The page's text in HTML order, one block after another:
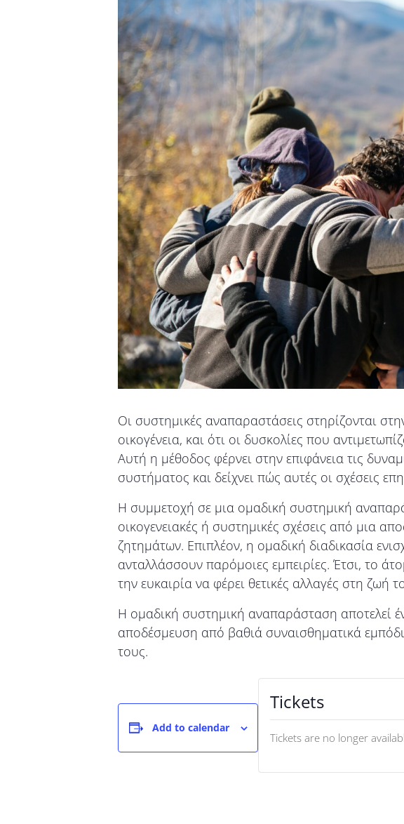
Οι συστημικές αναπαραστάσεις στηρίζονται
οικογένεια, και ότι οι δυσκολίες που
Αυτή η μέθοδος φέρνει στην επιφάνεια τις
συστήματος και δείχνει πώς αυτές οι σχέσεις
Η συμμετοχή σε μια ομαδική συστημική
οικογενειακές ή συστημικές σχέσεις από μια
ζητημάτων. Επιπλέον, η ομαδική διαδικασία
ανταλλάσσουν παρόμοιες εμπειρίες. Έτσι, το
την ευκαιρία να φέρει θετικές αλλαγές στη
Η ομαδική συστημική αναπαράσταση αποτελεί
αποδέσμευση από βαθιά συναισθηματικά
τους.
Add to calendar
Tickets
Tickets are no longer